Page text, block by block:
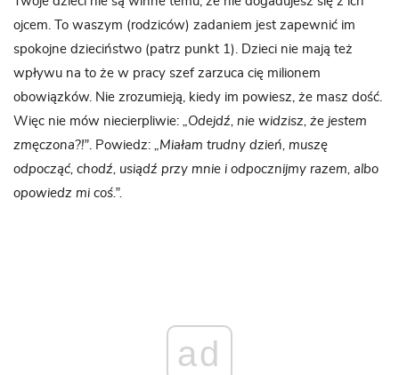
ojcem. To waszym (rodziców) zadaniem jest zapewnić im
spokojne dzieciństwo (patrz punkt 1). Dzieci nie mają też
wpływu na to że w pracy szef zarzuca cię milionem
obowiązków. Nie zrozumieją, kiedy im powiesz, że masz dość.
Więc nie mów niecierpliwie:
„Odejdź, nie widzisz, że jestem
zmęczona?!” . Powiedz:
„Miałam trudny dzień, muszę
odpocząć, chodź, usiądź przy mnie i odpocznijmy razem, albo
opowiedz mi coś.”.
ad